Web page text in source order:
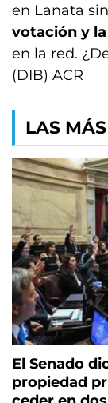
en Lanata
votación y
en la red.
(DIB) ACR
LAS
El Senado
propiedad